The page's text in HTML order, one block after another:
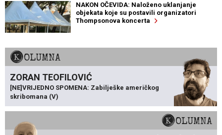
NAKON OČEVIDA: Naloženo uklanjanje
objekata koje su postavili organizatori
Thompsonova koncerta
KOLUMNA
ZORAN TEOFILOVIĆ
[NE]VRIJEDNO SPOMENA: Zabilješke američkog
skribomana (V)
KOLUMNA